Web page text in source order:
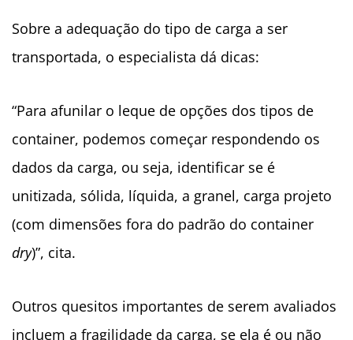
Sobre a adequação do tipo de carga a ser
transportada, o especialista dá dicas:
“Para afunilar o leque de opções dos tipos de
container, podemos começar respondendo os
dados da carga, ou seja, identificar se é
unitizada, sólida, líquida, a granel, carga projeto
(com dimensões fora do padrão do container
dry)”, cita.
Outros quesitos importantes de serem avaliados
incluem a fragilidade da carga, se ela é ou não